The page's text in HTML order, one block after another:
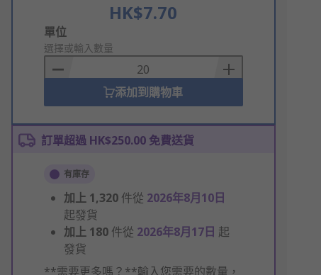
HK$7.70
Add
to
Basket
單位
選擇或輸入數量
添加到購物車
訂單超過 HK$250.00 免費送貨
有庫存
加上 1,320 件從 2026年8月10日
起發貨
加上 180 件從 2026年8月17日 起
發貨
**需要更多嗎？**輸入您需要的數量，